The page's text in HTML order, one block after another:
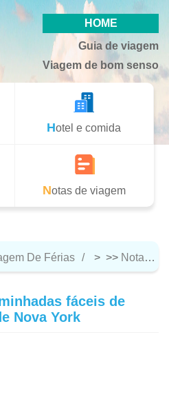
HOME
Guia de viagem
Viagem de bom senso
Hotel e comida
Notas de viagem
De Férias > >> Notas De Viagem
fáceis de
Nova York